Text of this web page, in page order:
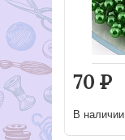
70 Р
В наличии